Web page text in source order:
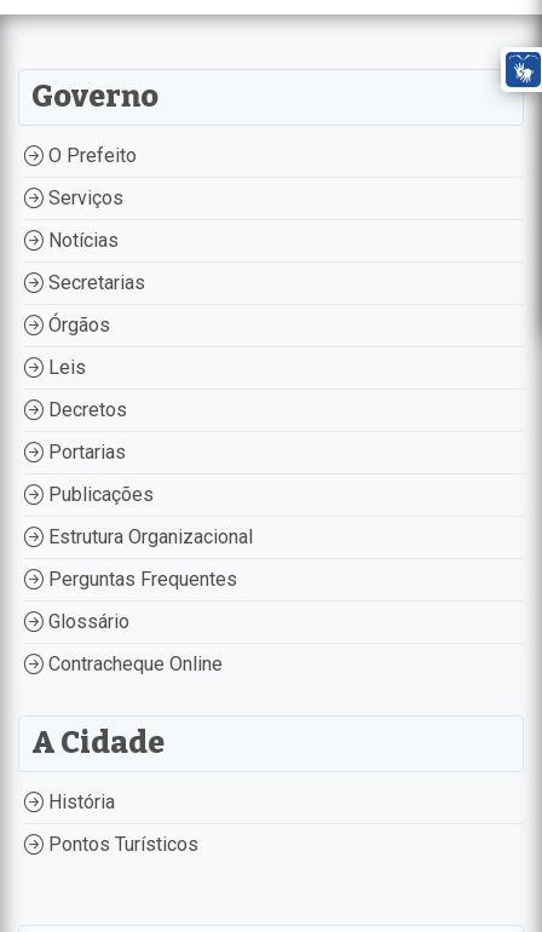
Governo
O Prefeito
Serviços
Notícias
Secretarias
Órgãos
Leis
Decretos
Portarias
Publicações
Estrutura Organizacional
Perguntas Frequentes
Glossário
Contracheque Online
A Cidade
História
Pontos Turísticos